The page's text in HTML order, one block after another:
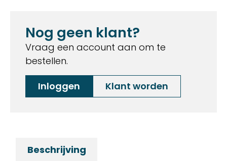
Nog geen klant?
Vraag een account aan om te
bestellen.
Inloggen
Klant worden
Beschrijving